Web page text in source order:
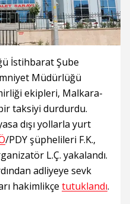
İstihbarat Şube
Müdürlüğü
ekipleri, Malkara-
taksiyi durdurdu.
dışı yollarla yurt
/PDY şüphelileri F.K.,
L.Ç. yakalandı.
adliyeye sevk
hakimlikçe tutuklandı.